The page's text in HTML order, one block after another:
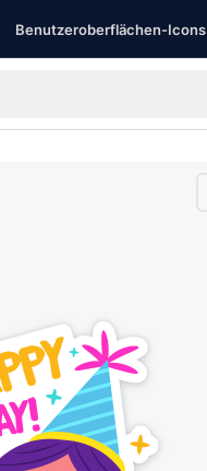
Benutzeroberflächen-Icons